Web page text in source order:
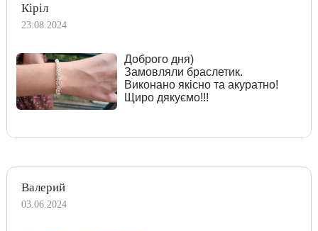
Кіріл
23.08.2024
Доброго дня)
Замовляли браслетик.
Виконано якісно та акуратно!
Щиро дякуємо!!!
Валерий
03.06.2024